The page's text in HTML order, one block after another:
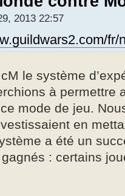
2013 22:57
le système
à permettre
mode de jeu.
en
a été un
: certains